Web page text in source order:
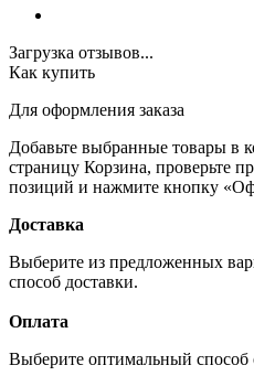
Загрузка отзывов...
Как купить
Для оформления заказа
Добавьте выбранные товары в
страницу Корзина, проверьте
позиций и нажмите кнопку
Доставка
Выберите из предложенных
способ доставки.
Оплата
Выберите оптимальный способ